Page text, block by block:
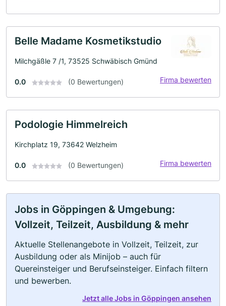
Belle Madame Kosmetikstudio
Milchgäßle 7 /1, 73525 Schwäbisch Gmünd
0.0 (0 Bewertungen) Firma bewerten
Podologie Himmelreich
Kirchplatz 19, 73642 Welzheim
0.0 (0 Bewertungen) Firma bewerten
Jobs in Göppingen & Umgebung:
Vollzeit, Teilzeit, Ausbildung & mehr
Aktuelle Stellenangebote in Vollzeit, Teilzeit, zur
Ausbildung oder als Minijob – auch für
Quereinsteiger und Berufseinsteiger. Einfach filtern
und bewerben.
Jetzt alle Jobs in Göppingen ansehen